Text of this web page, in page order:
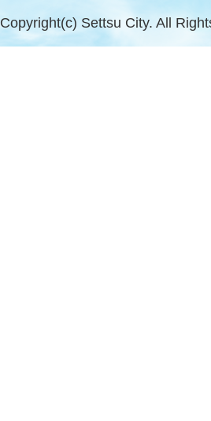
Copyright(c) Settsu City. All